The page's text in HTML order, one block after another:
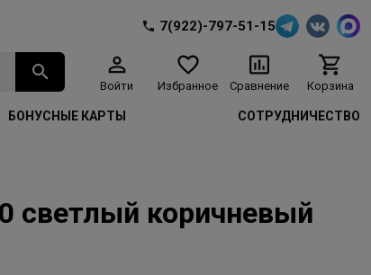
7(922)-797-51-15
Войти Избранное Сравнение Корзина
БОНУСНЫЕ КАРТЫ СОТРУДНИЧЕСТВО
светлый коричневый